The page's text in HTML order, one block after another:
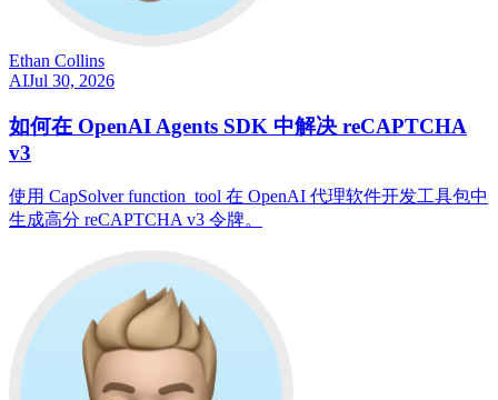
Ethan Collins
AIJul 30, 2026
如何在 OpenAI Agents SDK 中解决 reCAPTCHA
v3
使用 CapSolver function_tool 在 OpenAI 代理软件开发工具包中
生成高分 reCAPTCHA v3 令牌。